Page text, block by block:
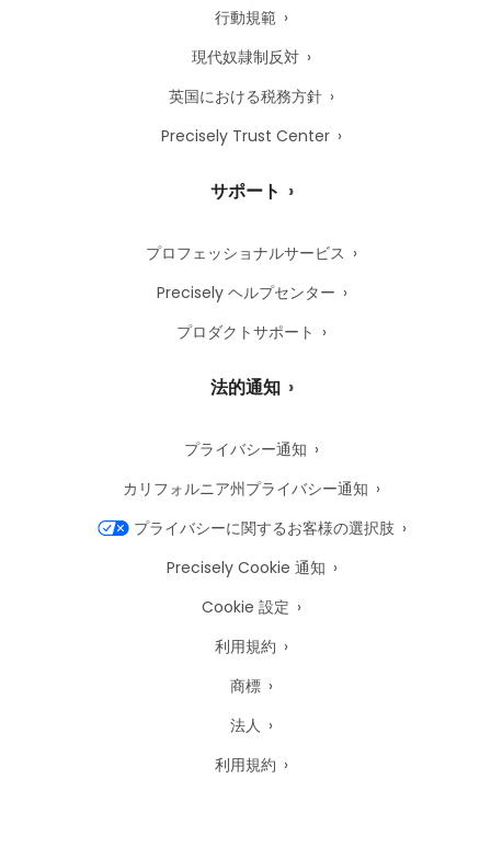
行動規範
現代奴隷制反対
英国における税務方針
Precisely Trust Center
サポート
プロフェッショナルサービス
Precisely ヘルプセンター
プロダクトサポート
法的通知
プライバシー通知
カリフォルニア州プライバシー通知
プライバシーに関するお客様の選択肢
Precisely Cookie 通知
Cookie 設定
利用規約
商標
法人
利用規約